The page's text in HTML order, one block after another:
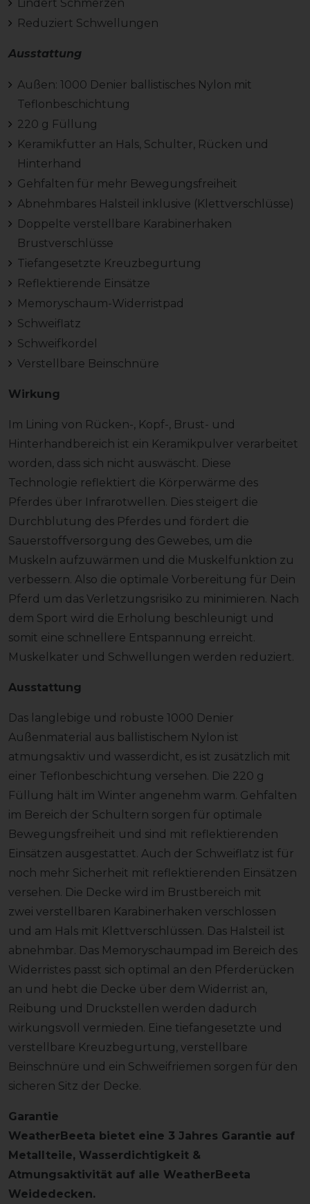
Lindert Schmerzen
Reduziert Schwellungen
Ausstattung
Außen: 1000 Denier ballistisches Nylon mit
Teflonbeschichtung
220 g Füllung
Keramikfutter an Hals, Schulter, Rücken und
Hinterhand
Gehfalten für mehr Bewegungsfreiheit
Abnehmbares Halsteil inklusive (Klettverschlüsse)
Doppelte verstellbare Karabinerhaken
Brustverschlüsse
Tiefangesetzte Kreuzbegurtung
Reflektierende Einsätze
Memoryschaum-Widerristpad
Schweiflatz
Schweifkordel
Verstellbare Beinschnüre
Wirkung
Im Lining von Rücken-, Kopf-, Brust- und
Hinterhandbereich ist ein Keramikpulver verarbeitet
worden, dass sich nicht auswäscht. Diese
Technologie reflektiert die Körperwärme des
Pferdes über Infrarotwellen. Dies steigert die
Durchblutung des Pferdes und fördert die
Sauerstoffversorgung des Gewebes, um die
Muskeln aufzuwärmen und die Muskelfunktion zu
verbessern. Also die optimale Vorbereitung für Dein
Pferd um das Verletzungsrisiko zu minimieren. Nach
dem Sport wird die Erholung beschleunigt und
somit eine schnellere Entspannung erreicht.
Muskelkater und Schwellungen werden reduziert.
Ausstattung
Das langlebige und robuste 1000 Denier
Außenmaterial aus ballistischem Nylon ist
atmungsaktiv und wasserdicht, es ist zusätzlich mit
einer Teflonbeschichtung versehen. Die 220 g
Füllung hält im Winter angenehm warm. Gehfalten
im Bereich der Schultern sorgen für optimale
Bewegungsfreiheit und sind mit reflektierenden
Einsätzen ausgestattet. Auch der Schweiflatz ist für
noch mehr Sicherheit mit reflektierenden Einsätzen
versehen. Die Decke wird im Brustbereich mit
zwei verstellbaren Karabinerhaken verschlossen
und am Hals mit Klettverschlüssen. Das Halsteil ist
abnehmbar. Das Memoryschaumpad im Bereich des
Widerristes passt sich optimal an den Pferderücken
an und hebt die Decke über dem Widerrist an,
Reibung und Druckstellen werden dadurch
wirkungsvoll vermieden. Eine tiefangesetzte und
verstellbare Kreuzbegurtung, verstellbare
Beinschnüre und ein Schweifriemen sorgen für den
sicheren Sitz der Decke.
Garantie
WeatherBeeta bietet eine 3 Jahres Garantie auf
Metallteile, Wasserdichtigkeit &
Atmungsaktivität auf alle WeatherBeeta
Weidedecken.